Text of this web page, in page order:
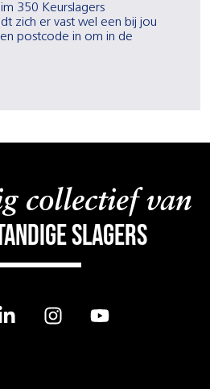
350 Keurslagers
zich er vast wel een bij jou
postcode in om in de
collectief van
slagers